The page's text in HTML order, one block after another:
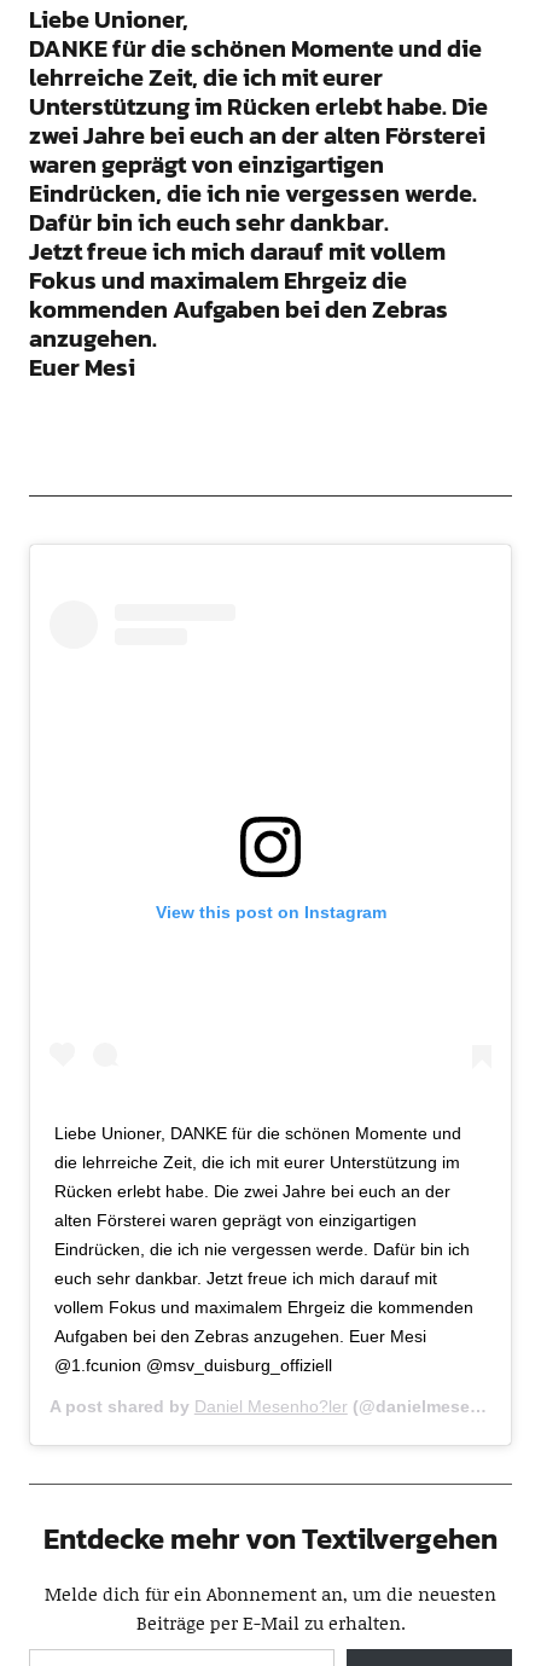
Liebe Unioner,
DANKE für die schönen Momente und die
lehrreiche Zeit, die ich mit eurer
Unterstützung im Rücken erlebt habe. Die
zwei Jahre bei euch an der alten Försterei
waren geprägt von einzigartigen
Eindrücken, die ich nie vergessen werde.
Dafür bin ich euch sehr dankbar.
Jetzt freue ich mich darauf mit vollem
Fokus und maximalem Ehrgeiz die
kommenden Aufgaben bei den Zebras
anzugehen.
Euer Mesi
View this post on Instagram
Liebe Unioner, DANKE für die schönen Momente und
die lehrreiche Zeit, die ich mit eurer Unterstützung im
Rücken erlebt habe. Die zwei Jahre bei euch an der
alten Försterei waren geprägt von einzigartigen
Eindrücken, die ich nie vergessen werde. Dafür bin ich
euch sehr dankbar. Jetzt freue ich mich darauf mit
vollem Fokus und maximalem Ehrgeiz die kommenden
Aufgaben bei den Zebras anzugehen. Euer Mesi
@1.fcunion @msv_duisburg_offiziell
A post shared by Daniel Mesenho?ler (@danielmesenhoeler) on
Entdecke mehr von Textilvergehen
Melde dich für ein Abonnement an, um die neuesten
Beiträge per E-Mail zu erhalten.